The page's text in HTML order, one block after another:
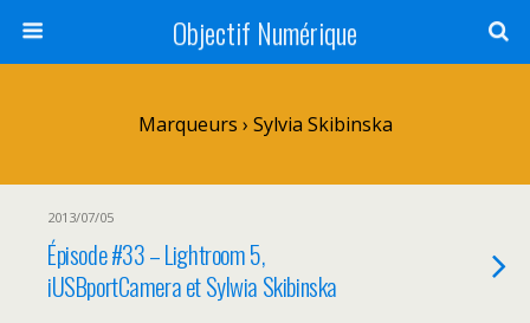
Objectif Numérique
Marqueurs › Sylvia Skibinska
2013/07/05
Épisode #33 – Lightroom 5,
iUSBportCamera et Sylwia Skibinska